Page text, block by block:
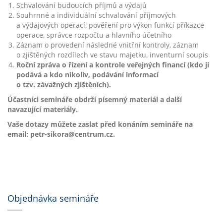
Schvalování budoucích příjmů a výdajů
Souhrnné a individuální schvalování příjmových
a výdajových operací, pověření pro výkon funkcí příkazce
operace, správce rozpočtu a hlavního účetního
Záznam o provedení následné vnitřní kontroly, záznam
o zjištěných rozdílech ve stavu majetku, inventurní soupis
Roční zpráva o řízení a kontrole veřejných financí (kdo ji
podává a kdo nikoliv, podávání informací
o tzv. závažných zjištěních).
Účastníci semináře obdrží písemný materiál a další
navazující materiály.
Vaše dotazy můžete zaslat před konáním semináře na
email: petr-sikora@centrum.cz.
Objednávka semináře